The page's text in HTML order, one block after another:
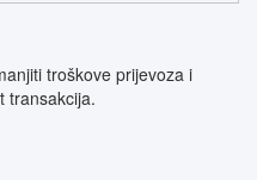
troškove prijevoza i
transakcija.